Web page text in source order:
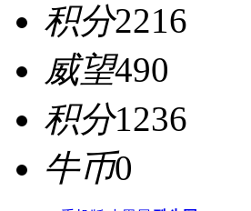
积分2216
威望490
积分1236
牛币0